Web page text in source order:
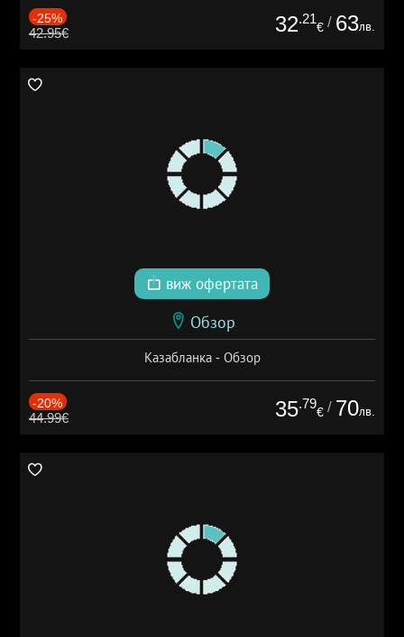
-25%
42.95€ 32.21
€ / 63лв.
виж офертата
Обзор
Казабланка - Обзор
-20%
44.99€ 35.79
€ / 70лв.